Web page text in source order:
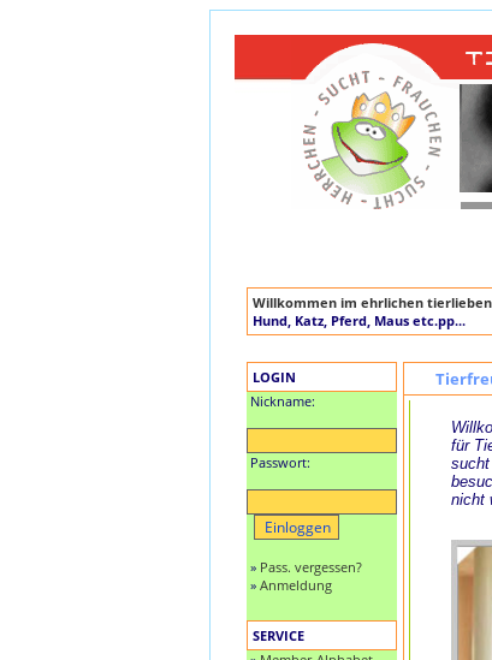
Willkommen im ehrlichen
Hund, Katz, Pferd, Maus etc.pp...
LOGIN
Nickname:
Passwort:
» Pass. vergessen?
» Anmeldung
SERVICE
für
nicht